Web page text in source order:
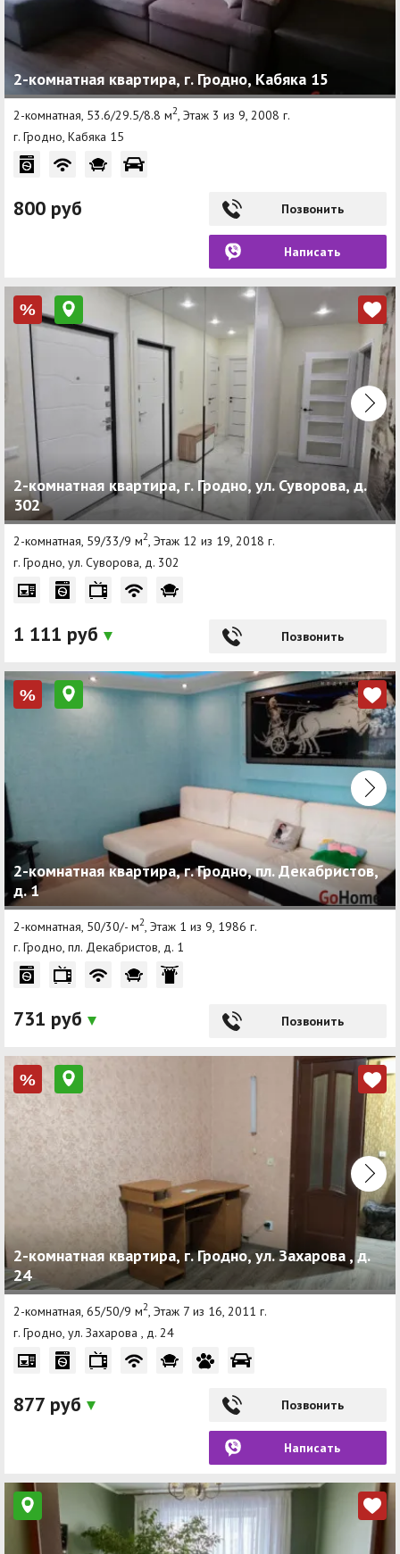
2-комнатная квартира, г. Гродно, Кабяка 15
2-комнатная, 53.6/29.5/8.8 м2, Этаж 3 из 9, 2008 г.
г. Гродно, Кабяка 15
800 руб Позвонить
Написать
%
2-комнатная квартира, г. Гродно, ул. Суворова, д.
302
2-комнатная, 59/33/9 м2, Этаж 12 из 19, 2018 г.
г. Гродно, ул. Суворова, д. 302
1 111 руб Позвонить
%
2-комнатная квартира, г. Гродно, пл. Декабристов,
д. 1
2-комнатная, 50/30/- м2 , Этаж 1 из 9, 1986 г.
г. Гродно, пл. Декабристов, д. 1
731 руб Позвонить
%
2-комнатная квартира, г. Гродно, ул. Захарова , д.
24
2-комнатная, 65/50/9 м2, Этаж 7 из 16, 2011 г.
г. Гродно, ул. Захарова , д. 24
877 руб Позвонить
Написать